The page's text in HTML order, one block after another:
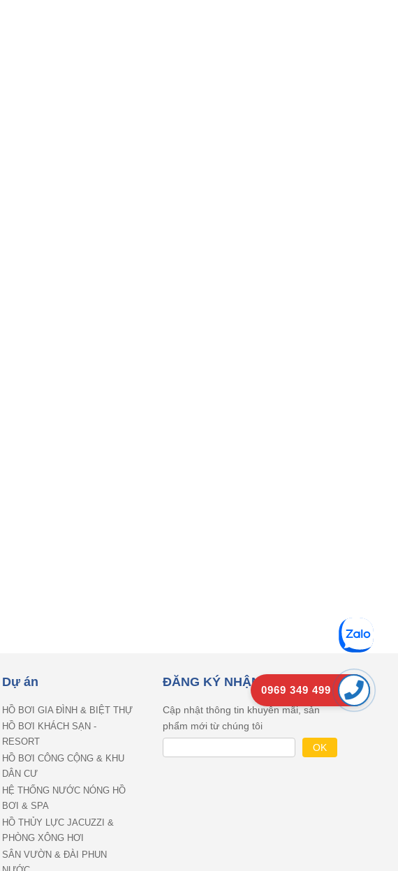
0969 349 499
Dự án
HỒ BƠI GIA ĐÌNH & BIỆT THỰ
HỒ BƠI KHÁCH SẠN -
RESORT
HỒ BƠI CÔNG CỘNG & KHU
DÂN CƯ
HỆ THỐNG NƯỚC NÓNG HỒ
BƠI & SPA
HỒ THỦY LỰC JACUZZI &
PHÒNG XÔNG HƠI
SÂN VƯỜN & ĐÀI PHUN
ĐĂNG KÝ NHẬN EMAIL
Cập nhật thông tin khuyên mãi, sản
phẩm mới từ chúng tôi